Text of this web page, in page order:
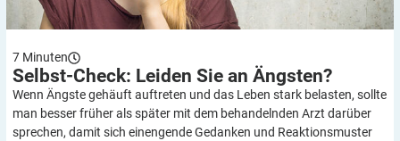
7 Minuten
Selbst-Check: Leiden Sie an Ängsten?
Wenn Ängste gehäuft auftreten und das Leben stark belasten, sollte
man besser früher als später mit dem behandelnden Arzt darüber
sprechen, damit sich einengende Gedanken und Reaktionsmuster